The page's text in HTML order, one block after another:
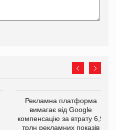
Рекламна платформа
вимагає від Google
компенсацію за втрату 6,9
трлн рекламних показів